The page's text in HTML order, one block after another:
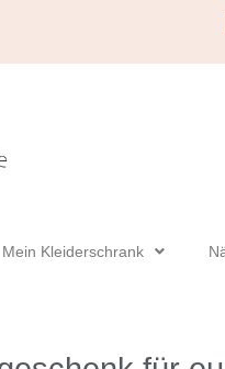
Mein Kleiderschrank